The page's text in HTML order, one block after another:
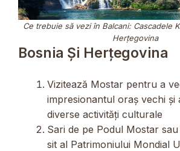
Ce trebuie să vezi în Balcani: Cascadele
Herțegovina
Bosnia Și Herțegovina
Vizitează Mostar pentru a
impresionantul oraș vechi și
diverse activități culturale
Sari de pe Podul Mostar
sit al Patrimoniului Mondial